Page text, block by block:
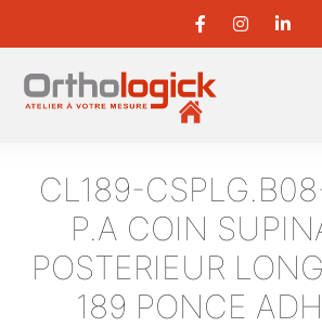
CL189-
P.A COIN
POSTERIEUR
189 PONCE